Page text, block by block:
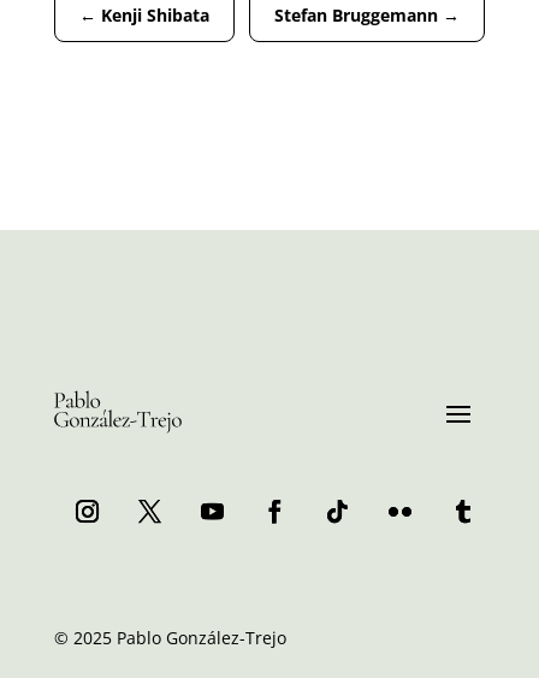
← Kenji Shibata Stefan Bruggemann →
© 2025 Pablo González-Trejo